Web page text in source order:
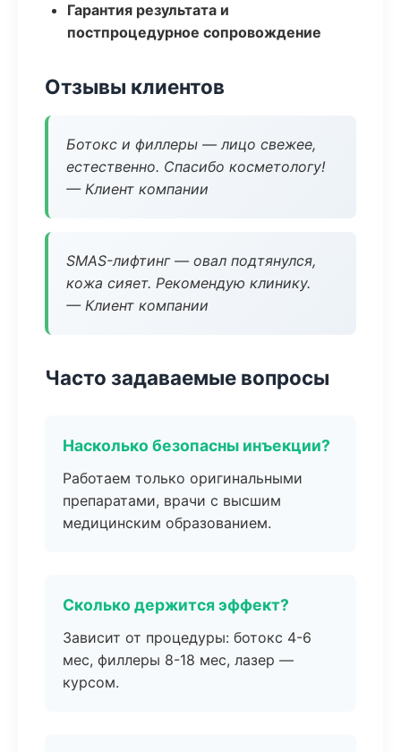
Гарантия результата и
постпроцедурное сопровождение
Отзывы клиентов
Ботокс и филлеры — лицо свежее,
естественно. Спасибо косметологу!
— Клиент компании
SMAS-лифтинг — овал подтянулся,
кожа сияет. Рекомендую клинику.
— Клиент компании
Часто задаваемые вопросы
Насколько безопасны инъекции?
Работаем только оригинальными
препаратами, врачи с высшим
медицинским образованием.
Сколько держится эффект?
Зависит от процедуры: ботокс 4-6
мес, филлеры 8-18 мес, лазер —
курсом.